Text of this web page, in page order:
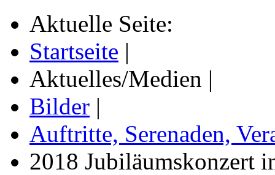
Aktuelle Seite:
Startseite |
Aktuelles/Medien |
Bilder |
Auftritte, Serenaden,
2018 Jubiläumskonzert